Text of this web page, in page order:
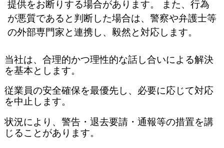
提供をお断りする場合があります。 また、行為
が悪質であると判断した場合は、警察や弁護士等
の外部専門家と連携し、毅然と対応します。
当社は、合理的かつ理性的な話し合いによる解決
を基本とします。
従業員の安全確保を最優先し、必要に応じて対応
を中止します。
状況により、警告・退去要請・通報等の措置を講
じることがあります。